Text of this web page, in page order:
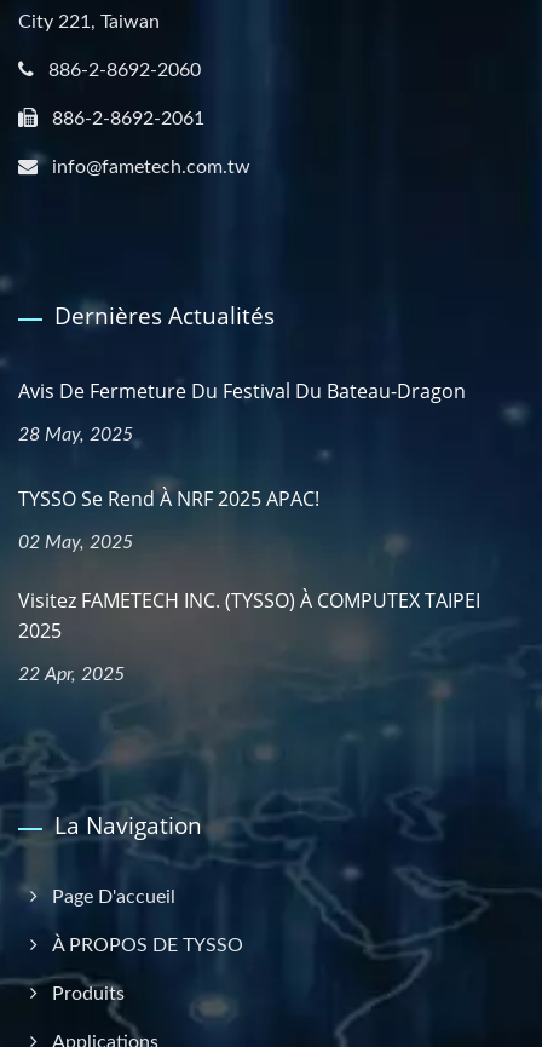
City 221, Taiwan
886-2-8692-2060
886-2-8692-2061
info@fametech.com.tw
Dernières Actualités
Avis De Fermeture Du Festival Du Bateau-Dragon
28 May, 2025
TYSSO Se Rend À NRF 2025 APAC!
02 May, 2025
Visitez FAMETECH INC. (TYSSO) À COMPUTEX TAIPEI
2025
22 Apr, 2025
La Navigation
Page D'accueil
À PROPOS DE TYSSO
Produits
Applications